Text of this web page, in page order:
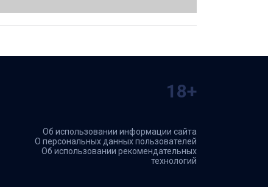
18+
Об использовании информации сайта
О персональных данных пользователей
Об использовании рекомендательных
технологий